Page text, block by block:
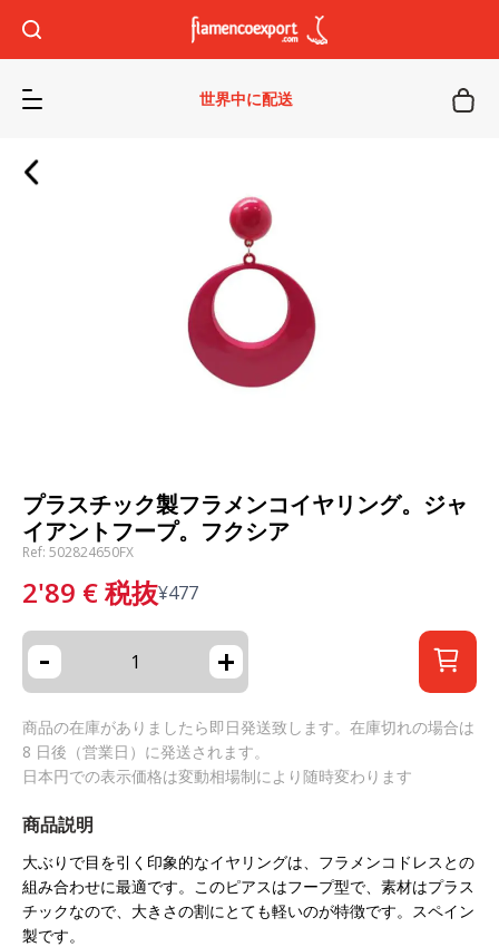
世界中に配送
プラスチック製フラメンコイヤリング。ジャ
イアントフープ。フクシア
Ref: 502824650FX
2'89 €税抜¥477
- +
商品の在庫がありましたら即日発送致します。在庫切れの場合は
8 日後（営業日）に発送されます。
日本円での表示価格は変動相場制により随時変わります
商品説明
大ぶりで目を引く印象的なイヤリングは、フラメンコドレスとの
組み合わせに最適です。このピアスはフープ型で、素材はプラス
チックなので、大きさの割にとても軽いのが特徴です。スペイン
製です。